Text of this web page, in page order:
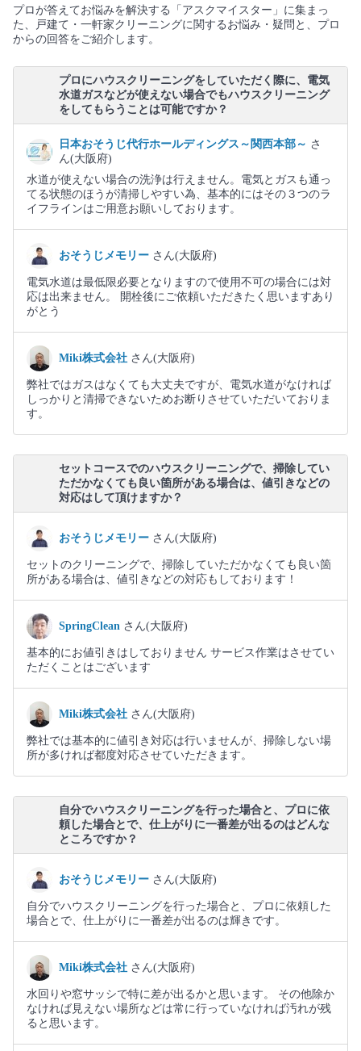
プロが答えてお悩みを解決する「アスクマイスター」に集まっ
た、戸建て・一軒家クリーニングに関するお悩み・疑問と、プロ
からの回答をご紹介します。
プロにハウスクリーニングをしていただく際に、電気
水道ガスなどが使えない場合でもハウスクリーニング
をしてもらうことは可能ですか？
日本おそうじ代行ホールディングス～関西本部～ さ
ん(大阪府)
水道が使えない場合の洗浄は行えません。電気とガスも通っ
てる状態のほうが清掃しやすい為、基本的にはその３つのラ
イフラインはご用意お願いしております。
おそうじメモリー さん(大阪府)
電気水道は最低限必要となりますので使用不可の場合には対
応は出来ません。 開栓後にご依頼いただきたく思いますあり
がとう
Miki株式会社 さん(大阪府)
弊社ではガスはなくても大丈夫ですが、電気水道がなければ
しっかりと清掃できないためお断りさせていただいておりま
す。
セットコースでのハウスクリーニングで、掃除してい
ただかなくても良い箇所がある場合は、値引きなどの
対応はして頂けますか？
おそうじメモリー さん(大阪府)
セットのクリーニングで、掃除していただかなくても良い箇
所がある場合は、値引きなどの対応もしております！
SpringClean さん(大阪府)
基本的にお値引きはしておりません サービス作業はさせてい
ただくことはございます
Miki株式会社 さん(大阪府)
弊社では基本的に値引き対応は行いませんが、掃除しない場
所が多ければ都度対応させていただきます。
自分でハウスクリーニングを行った場合と、プロに依
頼した場合とで、仕上がりに一番差が出るのはどんな
ところですか？
おそうじメモリー さん(大阪府)
自分でハウスクリーニングを行った場合と、プロに依頼した
場合とで、仕上がりに一番差が出るのは輝きです。
Miki株式会社 さん(大阪府)
水回りや窓サッシで特に差が出るかと思います。 その他除か
なければ見えない場所などは常に行っていなければ汚れが残
ると思います。